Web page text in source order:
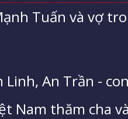
Tuấn và vợ
An Trần -
Nam thăm cha